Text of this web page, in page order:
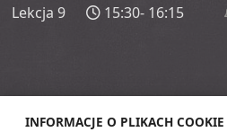
Lekcja 9
15:30- 16:15
INFORMACJE O PLIKACH COOKIE